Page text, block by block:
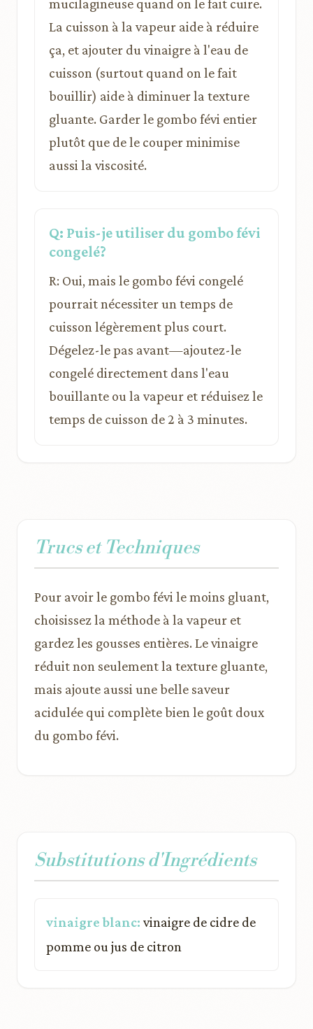
mucilagineuse quand on le fait cuire.
La cuisson à la vapeur aide à réduire
ça, et ajouter du vinaigre à l'eau de
cuisson (surtout quand on le fait
bouillir) aide à diminuer la texture
gluante. Garder le gombo févi entier
plutôt que de le couper minimise
aussi la viscosité.
Q: Puis-je utiliser du gombo févi
congelé?
R: Oui, mais le gombo févi congelé
pourrait nécessiter un temps de
cuisson légèrement plus court.
Dégelez-le pas avant—ajoutez-le
congelé directement dans l'eau
bouillante ou la vapeur et réduisez le
temps de cuisson de 2 à 3 minutes.
Trucs et Techniques
Pour avoir le gombo févi le moins gluant,
choisissez la méthode à la vapeur et
gardez les gousses entières. Le vinaigre
réduit non seulement la texture gluante,
mais ajoute aussi une belle saveur
acidulée qui complète bien le goût doux
du gombo févi.
Substitutions d'Ingrédients
vinaigre blanc: vinaigre de cidre de
pomme ou jus de citron